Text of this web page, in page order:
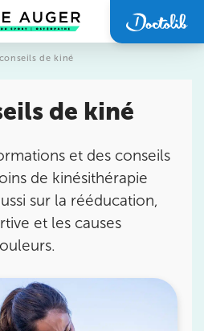
de kiné
de kiné
et des conseils
de kinésithérapie
sur la rééducation,
et les causes